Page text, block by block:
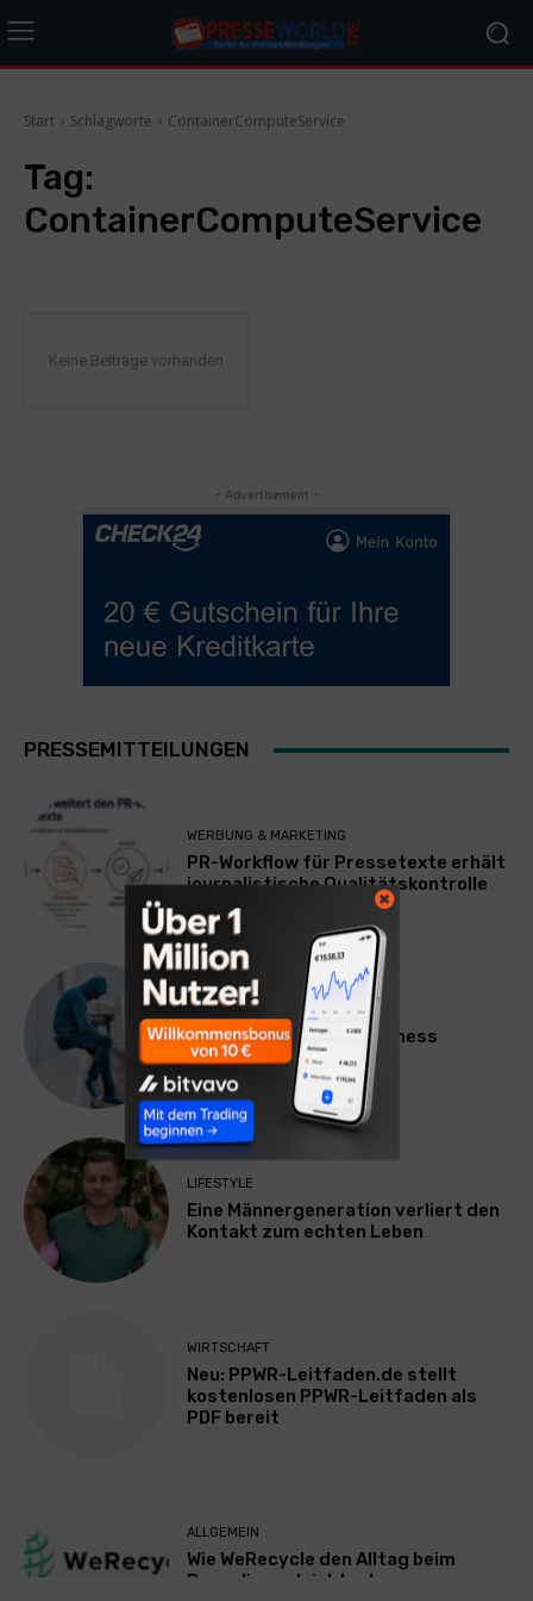
Start Schlagworte ContainerComputeService
Tag:
ContainerComputeService
Keine Beiträge vorhanden
- Advertisement -
PRESSEMITTEILUNGEN
WERBUNG & MARKETING
PR-Workflow für Pressetexte erhält
journalistische Qualitätskontrolle
LIFESTYLE
Mateo Diem: Male Loneliness
Epidemic
LIFESTYLE
Eine Männergeneration verliert den
Kontakt zum echten Leben
WIRTSCHAFT
Neu: PPWR-Leitfaden.de stellt
kostenlosen PPWR-Leitfaden als
PDF bereit
ALLGEMEIN
Wie WeRecycle den Alltag beim
Recycling erleichtert